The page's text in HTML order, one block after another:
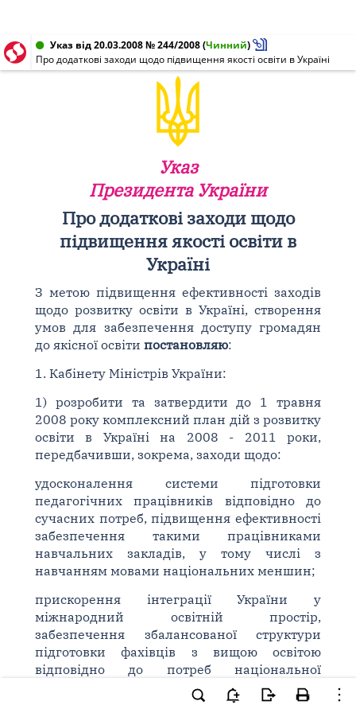
Указ від 20.03.2008 № 244/2008(Чинний)
Про додаткові заходи щодо підвищення якості освіти в Україні
Указ
Президента України
Про додаткові заходи щодо
підвищення якості освіти в
Україні
З метою підвищення ефективності заходів
щодо розвитку освіти в Україні, створення
умов для забезпечення доступу громадян
до якісної освіти постановляю:
1. Кабінету Міністрів України:
1) розробити та затвердити до 1 травня
2008 року комплексний план дій з розвитку
освіти в Україні на 2008 - 2011 роки,
передбачивши, зокрема, заходи щодо:
удосконалення системи підготовки
педагогічних працівників відповідно до
сучасних потреб, підвищення ефективності
забезпечення такими працівниками
навчальних закладів, у тому числі з
навчанням мовами національних меншин;
прискорення інтеграції України у
міжнародний освітній простір,
забезпечення збалансованої структури
підготовки фахівців з вищою освітою
відповідно до потреб національної
економіки і європейських вимог,
завершення реформування мережі вищих